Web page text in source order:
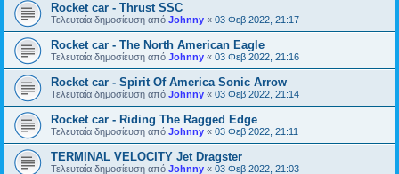
Rocket car - Thrust SSC
Τελευταία δημοσίευση από Johnny « 03 Φεβ 2022, 21:17
Rocket car - The North American Eagle
Τελευταία δημοσίευση από Johnny « 03 Φεβ 2022, 21:16
Rocket car - Spirit Of America Sonic Arrow
Τελευταία δημοσίευση από Johnny « 03 Φεβ 2022, 21:14
Rocket car - Riding The Ragged Edge
Τελευταία δημοσίευση από Johnny « 03 Φεβ 2022, 21:11
TERMINAL VELOCITY Jet Dragster
Τελευταία δημοσίευση από Johnny « 03 Φεβ 2022, 21:03